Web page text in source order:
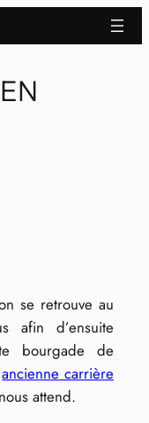
se retrouve au
afin d’ensuite
bourgade de
ancienne carrière
attend.